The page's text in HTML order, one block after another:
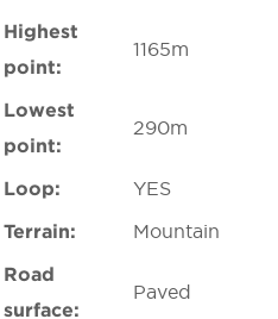
Highest
point:
1165m
Lowest
point:
290m
Loop:
YES
Terrain:
Mountain
Road
surface:
Paved